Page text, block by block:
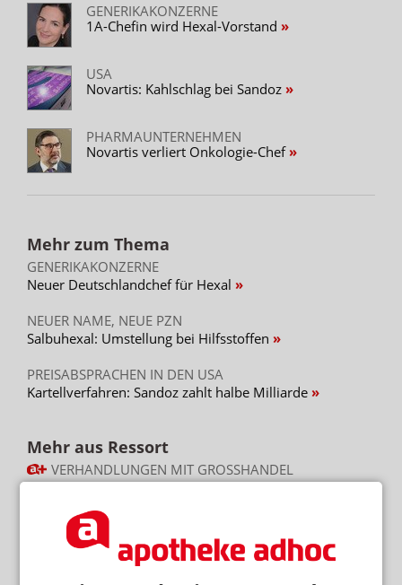
GENERIKAKONZERNE
1A-Chefin wird Hexal-Vorstand
USA
Novartis: Kahlschlag bei Sandoz
PHARMAUNTERNEHMEN
Novartis verliert Onkologie-Chef
Mehr zum Thema
GENERIKAKONZERNE
Neuer Deutschlandchef für Hexal
NEUER NAME, NEUE PZN
Salbuhexal: Umstellung bei Hilfsstoffen
PREISABSPRACHEN IN DEN USA
Kartellverfahren: Sandoz zahlt halbe Milliarde
Mehr aus Ressort
VERHANDLUNGEN MIT GROSSHANDEL
Skonto: „Ein 3 plus 3 wird es nicht mehr geben“
TARIFABSCHLUSS IM SÜDEN
Großhändler zahlen mehr Geld